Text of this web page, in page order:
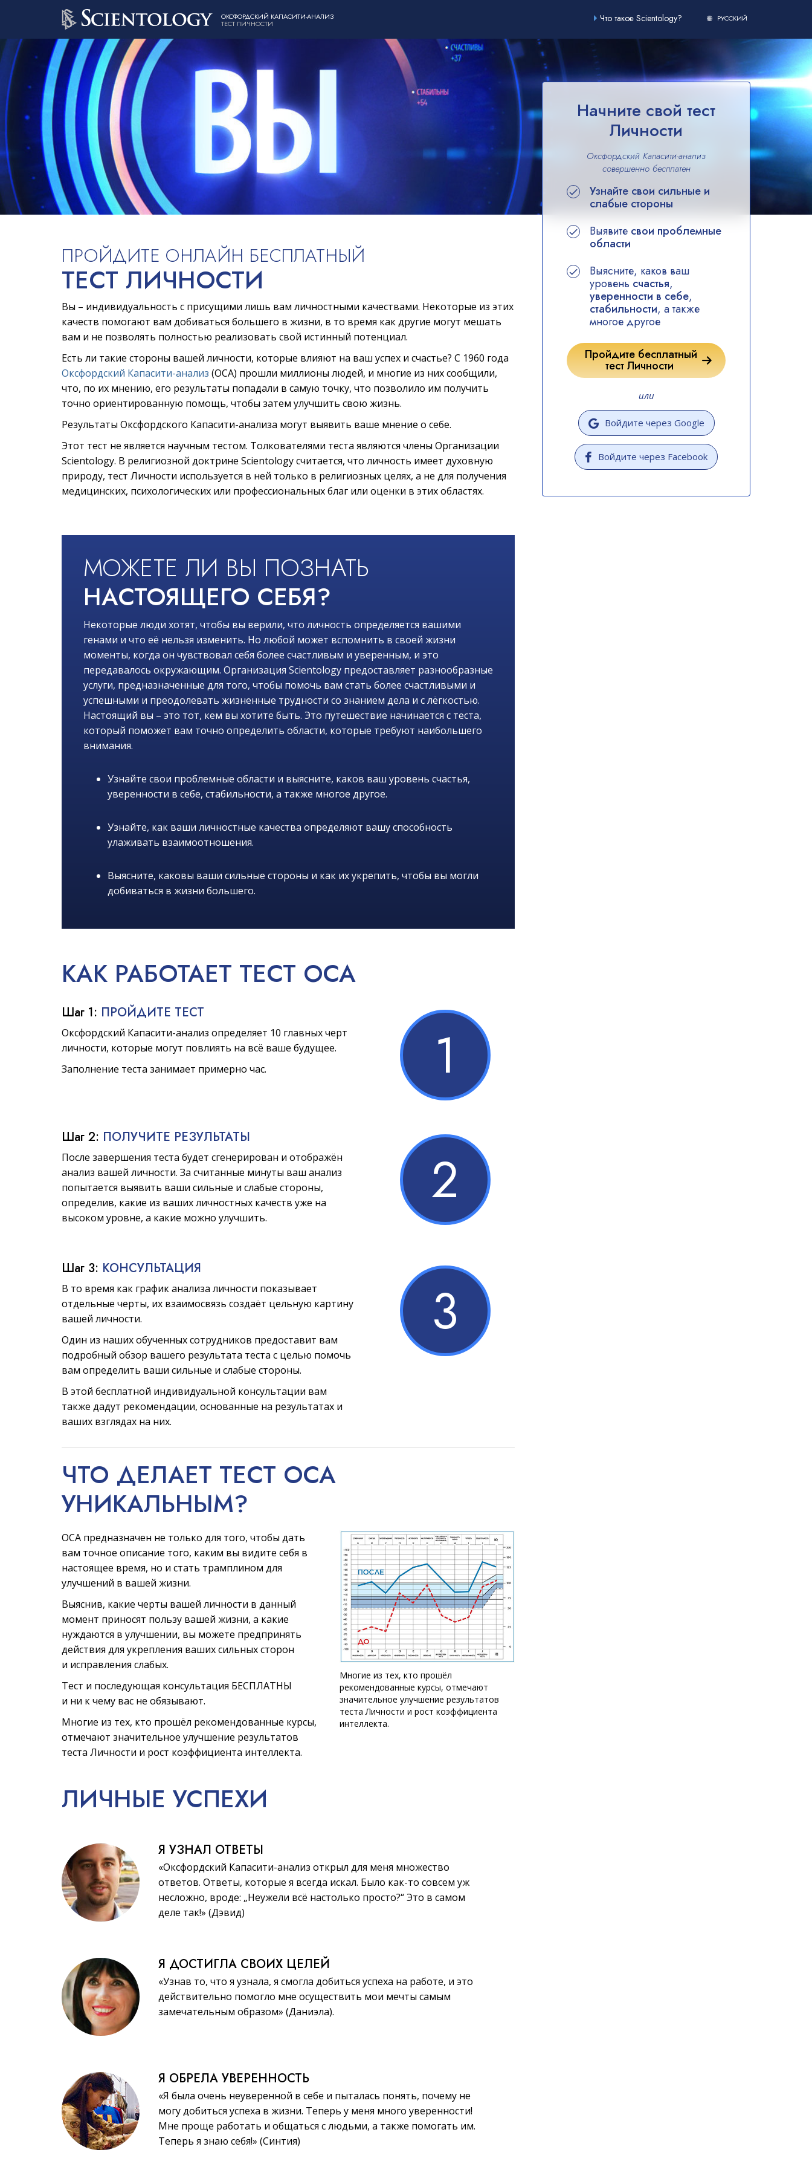
ОКСФОРДСКИЙ КАПАСИТИ-АНАЛИЗ
ТЕСТ ЛИЧНОСТИ Что такое Scientology? РУССКИЙ
Начните свой тест
Личности
Оксфордский Капасити-анализ
совершенно бесплатен
Узнайте свои сильные и
слабые стороны
Выявите свои проблемные
области
Выясните, каков ваш
уровень счастья,
уверенности в себе,
стабильности, а также
многое другое
Пройдите бесплатный
тест Личности
или
Войдите через Google
Войдите через Facebook
ПРОЙДИТЕ ОНЛАЙН БЕСПЛАТНЫЙ
ТЕСТ ЛИЧНОСТИ
Вы – индивидуальность с присущими лишь вам личностными качествами. Некоторые из этих
качеств помогают вам добиваться большего в жизни, в то время как другие могут мешать
вам и не позволять полностью реализовать свой истинный потенциал.
Есть ли такие стороны вашей личности, которые влияют на ваш успех и счастье? С 1960 года
Оксфордский Капасити-анализ (ОСА) прошли миллионы людей, и многие из них сообщили,
что, по их мнению, его результаты попадали в самую точку, что позволило им получить
точно ориентированную помощь, чтобы затем улучшить свою жизнь.
Результаты Оксфордского Капасити-анализа могут выявить ваше мнение о себе.
Этот тест не является научным тестом. Толкователями теста являются члены Организации
Scientology. В религиозной доктрине Scientology считается, что личность имеет духовную
природу, тест Личности используется в ней только в религиозных целях, а не для получения
медицинских, психологических или профессиональных благ или оценки в этих областях.
МОЖЕТЕ ЛИ ВЫ ПОЗНАТЬ
НАСТОЯЩЕГО СЕБЯ?
Некоторые люди хотят, чтобы вы верили, что личность определяется вашими
генами и что её нельзя изменить. Но любой может вспомнить в своей жизни
моменты, когда он чувствовал себя более счастливым и уверенным, и это
передавалось окружающим. Организация Scientology предоставляет разнообразные
услуги, предназначенные для того, чтобы помочь вам стать более счастливыми и
успешными и преодолевать жизненные трудности со знанием дела и с лёгкостью.
Настоящий вы – это тот, кем вы хотите быть. Это путешествие начинается с теста,
который поможет вам точно определить области, которые требуют наибольшего
внимания.
Узнайте свои проблемные области и выясните, каков ваш уровень счастья,
уверенности в себе, стабильности, а также многое другое.
Узнайте, как ваши личностные качества определяют вашу способность
улаживать взаимоотношения.
Выясните, каковы ваши сильные стороны и как их укрепить, чтобы вы могли
добиваться в жизни большего.
КАК РАБОТАЕТ ТЕСТ OCA
Шаг 1: ПРОЙДИТЕ ТЕСТ
Оксфордский Капасити-анализ определяет 10 главных черт
личности, которые могут повлиять на всё ваше будущее.
Заполнение теста занимает примерно час.
1
Шаг 2: ПОЛУЧИТЕ РЕЗУЛЬТАТЫ
После завершения теста будет сгенерирован и отображён
анализ вашей личности. За считанные минуты ваш анализ
попытается выявить ваши сильные и слабые стороны,
определив, какие из ваших личностных качеств уже на
высоком уровне, а какие можно улучшить.
2
Шаг 3: КОНСУЛЬТАЦИЯ
В то время как график анализа личности показывает
отдельные черты, их взаимосвязь создаёт цельную картину
вашей личности.
Один из наших обученных сотрудников предоставит вам
подробный обзор вашего результата теста с целью помочь
вам определить ваши сильные и слабые стороны.
В этой бесплатной индивидуальной консультации вам
также дадут рекомендации, основанные на результатах и
ваших взглядах на них.
3
ЧТО ДЕЛАЕТ ТЕСТ ОСА
УНИКАЛЬНЫМ?
ОСА предназначен не только для того, чтобы дать
вам точное описание того, каким вы видите себя в
настоящее время, но и стать трамплином для
улучшений в вашей жизни.
Выяснив, какие черты вашей личности в данный
момент приносят пользу вашей жизни, а какие
нуждаются в улучшении, вы можете предпринять
действия для укрепления ваших сильных сторон
и исправления слабых.
Тест и последующая консультация БЕСПЛАТНЫ
и ни к чему вас не обязывают.
Многие из тех, кто прошёл рекомендованные курсы,
отмечают значительное улучшение результатов
теста Личности и рост коэффициента интеллекта.
Многие из тех, кто прошёл
рекомендованные курсы, отмечают
значительное улучшение результатов
теста Личности и рост коэффициента
интеллекта.
ЛИЧНЫЕ УСПЕХИ
Я УЗНАЛ ОТВЕТЫ
«Оксфордский Капасити-анализ открыл для меня множество
ответов. Ответы, которые я всегда искал. Было как-то совсем уж
несложно, вроде: „Неужели всё настолько просто?“ Это в самом
деле так!» (Дэвид)
Я ДОСТИГЛА СВОИХ ЦЕЛЕЙ
«Узнав то, что я узнала, я смогла добиться успеха на работе, и это
действительно помогло мне осуществить мои мечты самым
замечательным образом» (Даниэла).
Я ОБРЕЛА УВЕРЕННОСТЬ
«Я была очень неуверенной в себе и пыталась понять, почему не
могу добиться успеха в жизни. Теперь у меня много уверенности!
Мне проще работать и общаться с людьми, а также помогать им.
Теперь я знаю себя!» (Синтия)